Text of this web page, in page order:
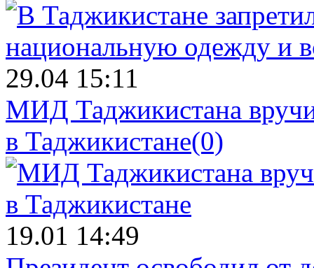
29.04 15:11
МИД Таджикистана
в Таджикистане(0)
19.01 14:49